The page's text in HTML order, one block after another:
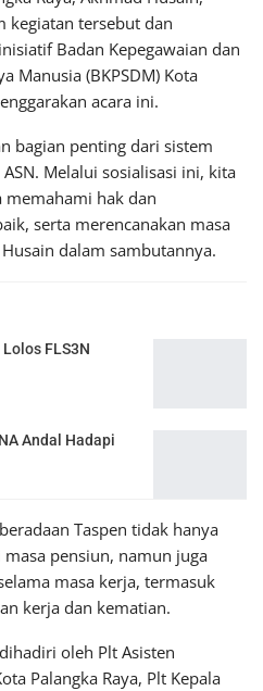
kegiatan tersebut dan
Badan Kepegawaian dan
Manusia (BKPSDM) Kota
acara ini.
bagian penting dari sistem
Melalui sosialisasi ini, kita
memahami hak dan
serta merencanakan masa
dalam sambutannya.
FLS3N
Andal Hadapi
Taspen tidak hanya
pensiun, namun juga
masa kerja, termasuk
kerja dan kematian.
oleh Plt Asisten
Palangka Raya, Plt Kepala